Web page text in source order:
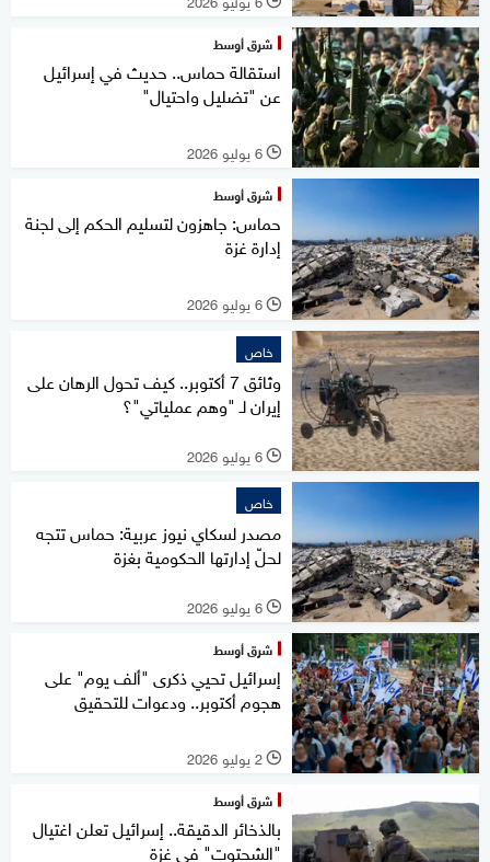
شرق أوسط
استقالة حماس.. حديث في إسرائيل
عن "تضليل واحتيال"
l 6 يوليو 2026
شرق أوسط
حماس: جاهزون لتسليم الحكم إلى لجنة
إدارة غزة
l 6 يوليو 2026
خاص
وثائق 7 أكتوبر.. كيف تحول الرهان على
إيران لـ "وهم عملياتي"؟
l 6 يوليو 2026
خاص
مصدر لسكاي نيوز عربية: حماس تتجه
لحلّ إدارتها الحكومية بغزة
l 6 يوليو 2026
شرق أوسط
إسرائيل تحيي ذكرى "ألف يوم" على
هجوم أكتوبر.. ودعوات للتحقيق
l 2 يوليو 2026
شرق أوسط
بالذخائر الدقيقة.. إسرائيل تعلن اغتيال
"الشحتوت" في غزة